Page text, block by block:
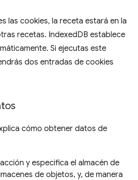
las cookies, la receta estará en la
recetas. IndexedDB establece
Si ejecutas este
dos entradas de cookies
cómo obtener datos de
y especifica el almacén de
de objetos, y, de manera